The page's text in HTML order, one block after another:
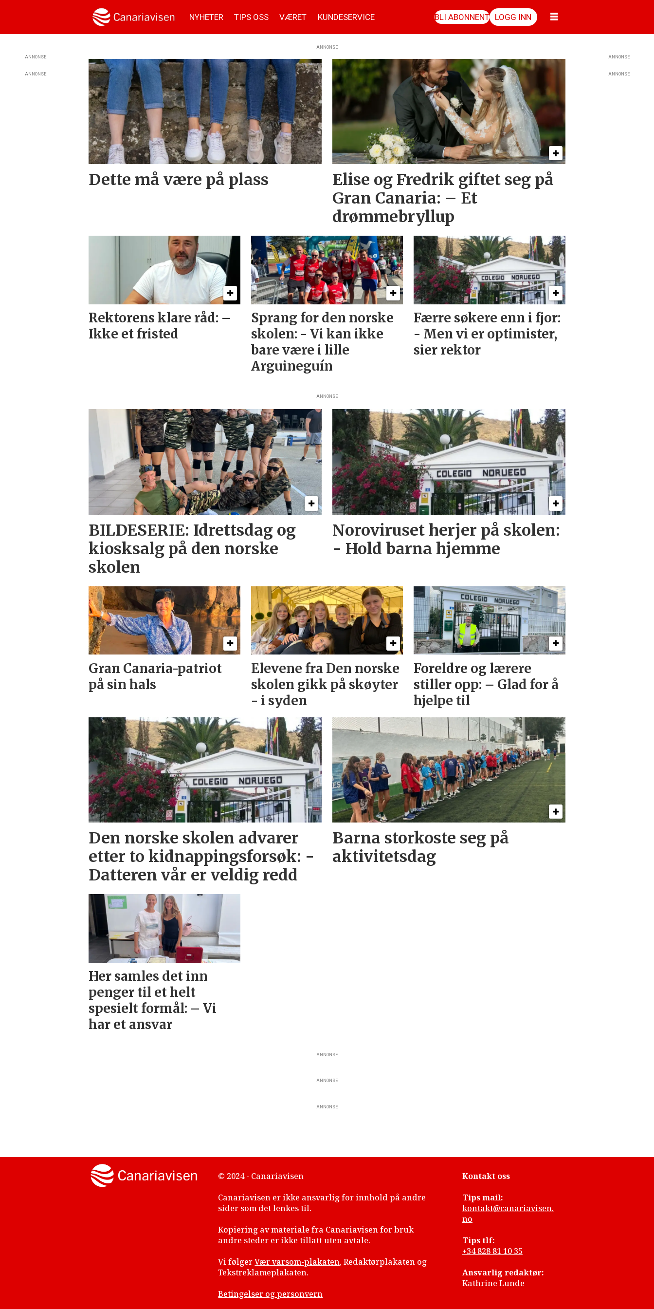
NYHETER TIPS OSS VÆRET KUNDESERVICE BLI ABONNENT LOGG INN
Tag:
ANNONSE
Dette må være på plass
Elise og Fredrik giftet seg på
Gran Canaria: – Et
drømmebryllup
Rektorens klare råd: –
Ikke et fristed
Sprang for den norske
skolen: - Vi kan ikke
bare være i lille
Arguineguín
Færre søkere enn i fjor:
- Men vi er optimister,
sier rektor
ANNONSE
BILDESERIE: Idrettsdag og
kiosksalg på den norske
skolen
Noroviruset herjer på skolen:
- Hold barna hjemme
Gran Canaria-patriot
på sin hals
Elevene fra Den norske
skolen gikk på skøyter
- i syden
Foreldre og lærere
stiller opp: – Glad for å
hjelpe til
Den norske skolen advarer
etter to kidnappingsforsøk: -
Datteren vår er veldig redd
Barna storkoste seg på
aktivitetsdag
Her samles det inn
penger til et helt
spesielt formål: – Vi
har et ansvar
ANNONSE
ANNONSE
ANNONSE
ANNONSE
ANNONSE
ANNONSE
ANNONSE
© 2024 - Canariavisen
Canariavisen er ikke ansvarlig for innhold på andre
sider som det lenkes til.
Kopiering av materiale fra Canariavisen for bruk
andre steder er ikke tillatt uten avtale.
Vi følgerVær varsom-plakaten, Redaktørplakaten og
Tekstreklameplakaten.
Betingelser og personvern
Kontakt oss
Tips mail:
kontakt@canariavisen.
no
Tips tlf:
+34 828 81 10 35
Ansvarlig redaktør:
Kathrine Lunde